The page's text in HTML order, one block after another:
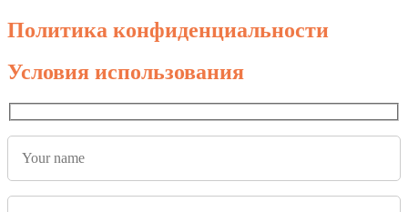
Политика конфиденциальности
Условия использования